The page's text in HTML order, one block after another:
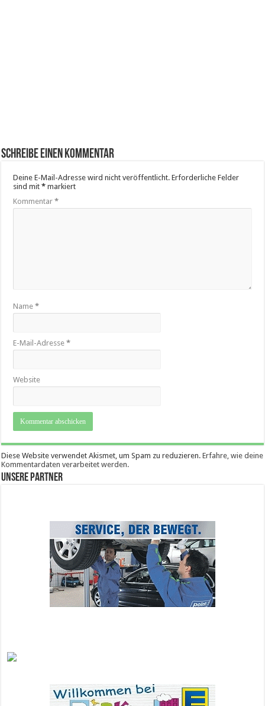
Schreibe einen Kommentar
Deine E-Mail-Adresse wird nicht veröffentlicht. Erforderliche Felder
sind mit* markiert
Kommentar*
Name*
E-Mail-Adresse*
Website
Diese Website verwendet Akismet, um Spam zu reduzieren.Erfahre, wie deine
Kommentardaten verarbeitet werden.
Unsere Partner